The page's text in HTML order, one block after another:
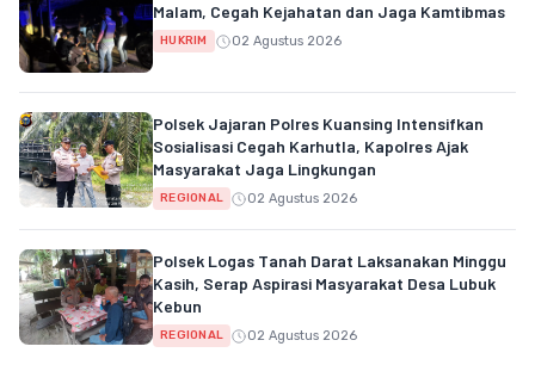
Malam, Cegah Kejahatan dan Jaga Kamtibmas
HUKRIM 02 Agustus 2026
Polsek Jajaran Polres Kuansing Intensifkan
Sosialisasi Cegah Karhutla, Kapolres Ajak
Masyarakat Jaga Lingkungan
REGIONAL 02 Agustus 2026
Polsek Logas Tanah Darat Laksanakan Minggu
Kasih, Serap Aspirasi Masyarakat Desa Lubuk
Kebun
REGIONAL 02 Agustus 2026